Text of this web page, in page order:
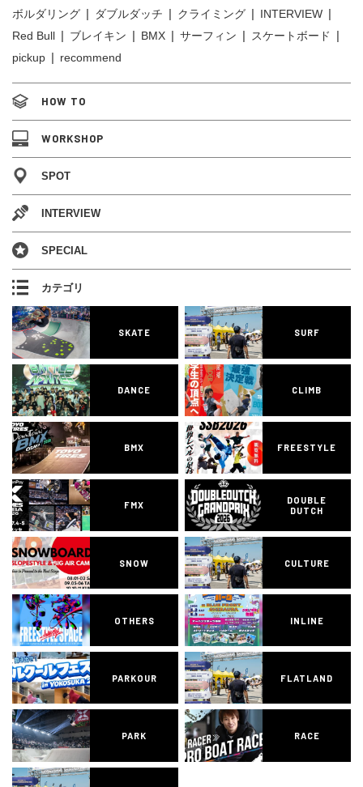
ボルダリング
ダブルダッチ クライミング
INTERVIEW
Red Bull
ブレイキン BMX サーフィン
スケートボード
pickup
recommend
HOW TO
WORKSHOP
SPOT
INTERVIEW
SPECIAL
カテゴリ
SKATE SURF
DANCE CLIMB
BMX FREESTYLE
FMX
DOUBLE
DUTCH
SNOW CULTURE
OTHERS INLINE
PARKOUR FLATLAND
PARK RACE